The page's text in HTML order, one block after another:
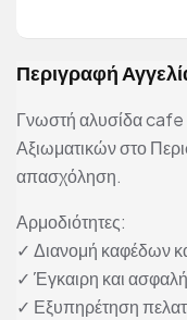
Περιγραφή
Γνωστή αλυσίδα cafe
Αξιωματικών στο
απασχόληση.
Αρμοδιότητες:
✓ Διανομή καφέδων
✓ Έγκαιρη και
✓ Εξυπηρέτηση